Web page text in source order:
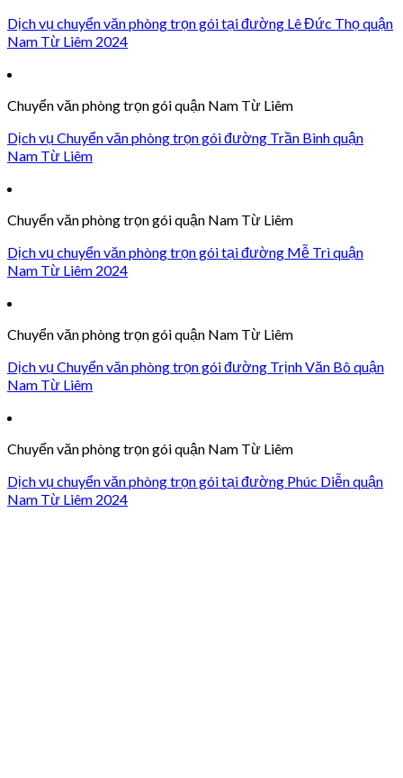
Dịch vụ chuyển văn phòng trọn gói tại đường Lê Đức Thọ quận
Nam Từ Liêm 2024
Chuyển văn phòng trọn gói quận Nam Từ Liêm
Dịch vụ Chuyển văn phòng trọn gói đường Trần Bình quận
Nam Từ Liêm
Chuyển văn phòng trọn gói quận Nam Từ Liêm
Dịch vụ chuyển văn phòng trọn gói tại đường Mễ Trì quận
Nam Từ Liêm 2024
Chuyển văn phòng trọn gói quận Nam Từ Liêm
Dịch vụ Chuyển văn phòng trọn gói đường Trịnh Văn Bô quận
Nam Từ Liêm
Chuyển văn phòng trọn gói quận Nam Từ Liêm
Dịch vụ chuyển văn phòng trọn gói tại đường Phúc Diễn quận
Nam Từ Liêm 2024